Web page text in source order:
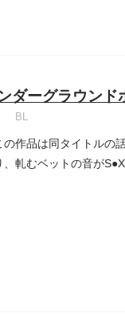
ダーグラウン
BL
の作品は同タイトル
、軋むベットの音が